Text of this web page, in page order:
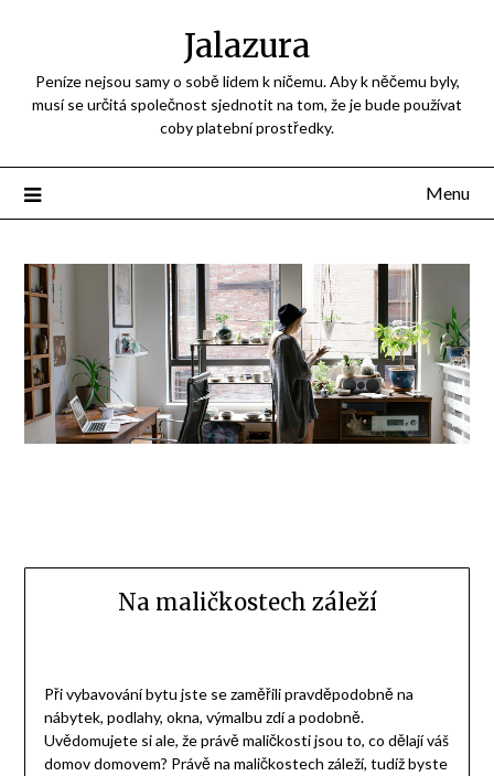
Jalazura
Peníze nejsou samy o sobě lidem k ničemu. Aby k něčemu byly,
musí se určitá společnost sjednotit na tom, že je bude používat
coby platební prostředky.
Menu
Na maličkostech záleží
Při vybavování bytu jste se zaměřili pravděpodobně na
nábytek, podlahy, okna, výmalbu zdí a podobně.
Uvědomujete si ale, že právě maličkosti jsou to, co dělají váš
domov domovem? Právě na maličkostech záleží, tudíž byste